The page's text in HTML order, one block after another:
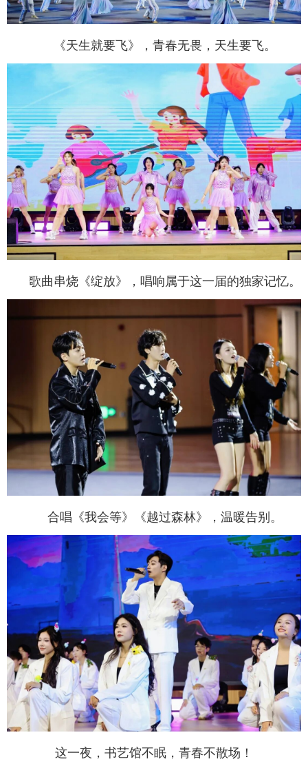
《天生就要飞》，青春无畏，天生要飞。
歌曲串烧 《绽放》 ，唱响属于这一届的独家记忆。
合唱 《我会等》 《越过森林》，温暖告别。
这一夜，书艺馆不眠，青春不散场！